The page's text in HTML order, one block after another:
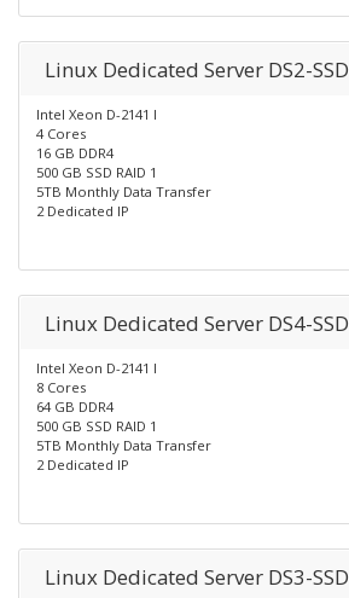
Linux Dedicated Server DS2-SSD
Intel Xeon D-2141 I
4 Cores
16 GB DDR4
500 GB SSD RAID 1
5TB Monthly Data Transfer
2 Dedicated IP
Linux Dedicated Server DS4-SSD
Intel Xeon D-2141 I
8 Cores
64 GB DDR4
500 GB SSD RAID 1
5TB Monthly Data Transfer
2 Dedicated IP
Linux Dedicated Server DS3-SSD